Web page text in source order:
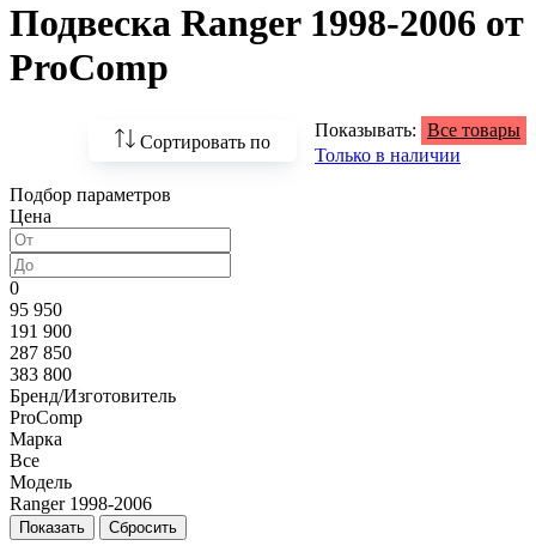
Подвеска Ranger 1998-2006 от
ProComp
Сортировать по
По возрастанию
По популярности
Показывать: Все товары
Только в наличии
Подбор параметров
Цена
0
95 950
191 900
287 850
383 800
Бренд/Изготовитель
ProComp
Марка
Все
Модель
Ranger 1998-2006